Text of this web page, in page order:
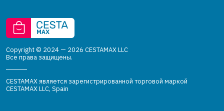
Copyright © 2024 — 2026 CESTAMAX LLC
Все права защищены.
CESTAMAX является зарегистрированной торговой маркой
CESTAMAX LLC, Spain